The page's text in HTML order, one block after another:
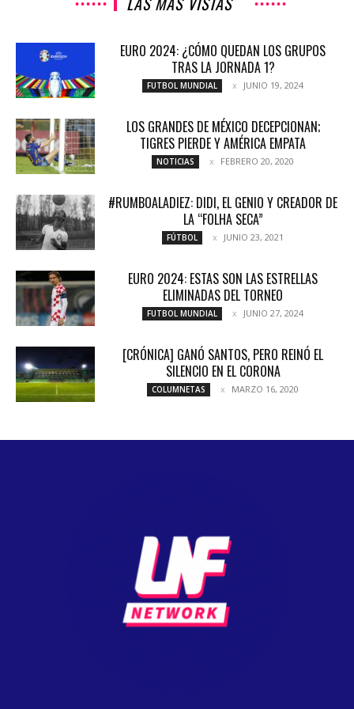
EURO 2024: ¿CÓMO QUEDAN LOS GRUPOS
TRAS LA JORNADA 1?
FUTBOL MUNDIAL JUNIO 19, 2024
LOS GRANDES DE MÉXICO DECEPCIONAN;
TIGRES PIERDE Y AMÉRICA EMPATA
NOTICIAS FEBRERO 20, 2020
#RUMBOALADIEZ: DIDI, EL GENIO Y CREADOR DE
LA “FOLHA SECA”
FÚTBOL JUNIO 23, 2021
EURO 2024: ESTAS SON LAS ESTRELLAS
ELIMINADAS DEL TORNEO
FUTBOL MUNDIAL JUNIO 27, 2024
[CRÓNICA] GANÓ SANTOS, PERO REINÓ EL
SILENCIO EN EL CORONA
COLUMNETAS MARZO 16, 2020